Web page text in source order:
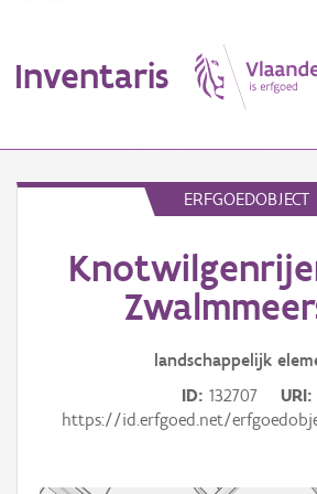
Inventaris
Erfgoedobject
Aanduidingsobject
ERFGOEDOBJECT
landschappelijk
ID 132707
URI
https://id.erfgoed.net/